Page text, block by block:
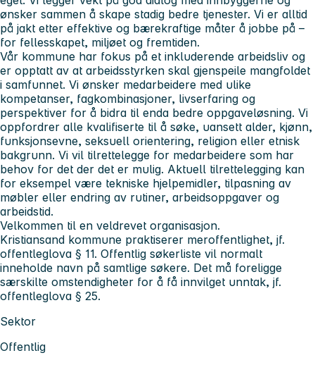
ønsker sammen å skape stadig bedre tjenester. Vi er alltid
på jakt etter effektive og bærekraftige måter å jobbe på –
for fellesskapet, miljøet og fremtiden.
Vår kommune har fokus på et inkluderende arbeidsliv og
er opptatt av at arbeidsstyrken skal gjenspeile mangfoldet
i samfunnet. Vi ønsker medarbeidere med ulike
kompetanser, fagkombinasjoner, livserfaring og
perspektiver for å bidra til enda bedre oppgaveløsning. Vi
oppfordrer alle kvalifiserte til å søke, uansett alder, kjønn,
funksjonsevne, seksuell orientering, religion eller etnisk
bakgrunn. Vi vil tilrettelegge for medarbeidere som har
behov for det der det er mulig. Aktuell tilrettelegging kan
for eksempel være tekniske hjelpemidler, tilpasning av
møbler eller endring av rutiner, arbeidsoppgaver og
arbeidstid.
Velkommen til en veldrevet organisasjon.
Kristiansand kommune praktiserer meroffentlighet, jf.
offentleglova § 11. Offentlig søkerliste vil normalt
inneholde navn på samtlige søkere. Det må foreligge
særskilte omstendigheter for å få innvilget unntak, jf.
offentleglova § 25.
Sektor
Offentlig